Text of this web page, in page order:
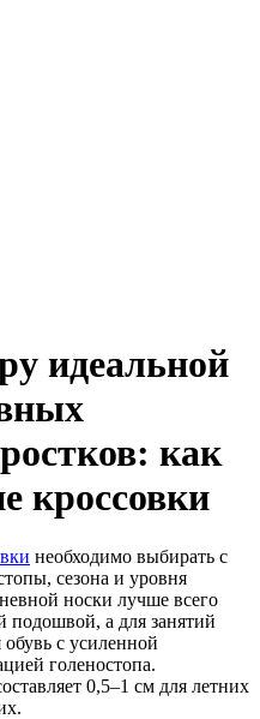
идеальной
как
кроссовки
необходимо выбирать с
сезона и уровня
носки лучше всего
подошвой, а для занятий
с усиленной
голеностопа.
0,5–1 см для летних